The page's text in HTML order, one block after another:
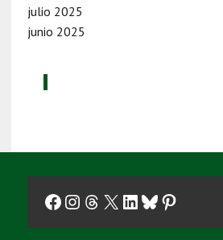
julio 2025
junio 2025
Facebook
Instagram
Threads
X LinkedIn
Bluesky
Pinterest